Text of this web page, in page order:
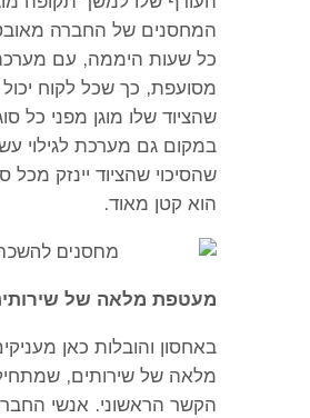
המחסנים של החברה
כל שעות היממה, עם
מסועפת, כך שכל לקוח
שהציוד שלו מוגן מפני כל
במקום גם מערכת לגילוי
שהסיכוי שהציוד יינזק מכל
הוא קטן מאוד.
מעטפת מלאה של
באחסון והובלות כאן
מלאה של שירותים,
הקשר הראשוני. אנשי